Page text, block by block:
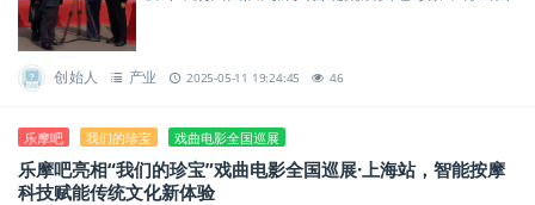
创始人 产业 2025-05-11 19:24:45 46
乐摩吧 我们的珍宝 戏曲电影全国巡展
乐摩吧亮相“我们的珍宝”戏曲电影全国巡展·上海站，智能按摩
科技赋能传统文化新体验